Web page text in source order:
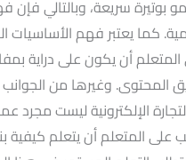
بوتيرة سريعة، وبالتالي فإن
كما يعتبر فهم الأساسيات
أن يكون على دراية
المحتوى. وغيرها من الجوانب
الإلكترونية ليست مجرد
على المتعلم أن يتعلم كيفية